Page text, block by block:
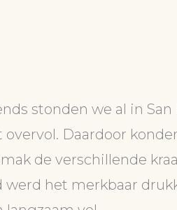
stonden we al in San
Daardoor
de verschillende
werd het merkbaar